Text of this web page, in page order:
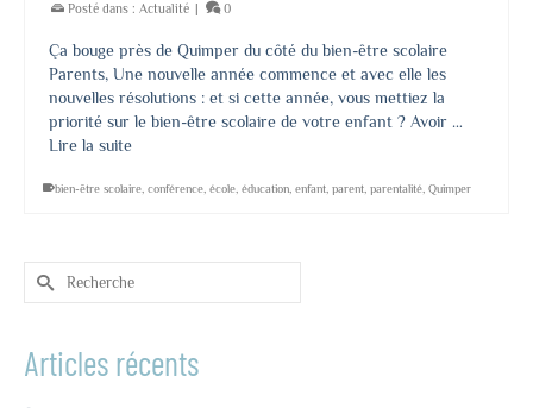
Posté dans : Actualité | 0
Ça bouge près de Quimper du côté du bien-être scolaire
Parents, Une nouvelle année commence et avec elle les
nouvelles résolutions : et si cette année, vous mettiez la
priorité sur le bien-être scolaire de votre enfant ? Avoir …
Lire la suite
bien-être scolaire conférence école éducation enfant parent parentalité Quimper
Rechercher :
Articles récents